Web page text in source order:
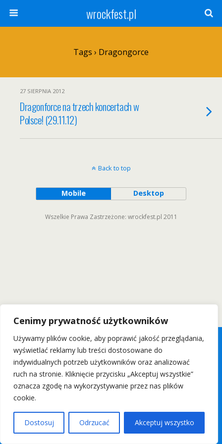
Cenimy prywatność użytkowników
Używamy plików cookie, aby poprawić jakość przeglądania,
wyświetlać reklamy lub treści dostosowane do
indywidualnych potrzeb użytkowników oraz analizować
ruch na stronie. Kliknięcie przycisku „Akceptuj wszystkie”
oznacza zgodę na wykorzystywanie przez nas plików
cookie.
Dostosuj Odrzucać Akceptuj wszystko
wrockfest.pl
Tags › Dragongorce
27 SIERPNIA 2012
Dragonforce na trzech koncertach w
Polsce! (29.11.12)
Back to top
Mobile Desktop
Wszelkie Prawa Zastrzeżone: wrockfest.pl 2011